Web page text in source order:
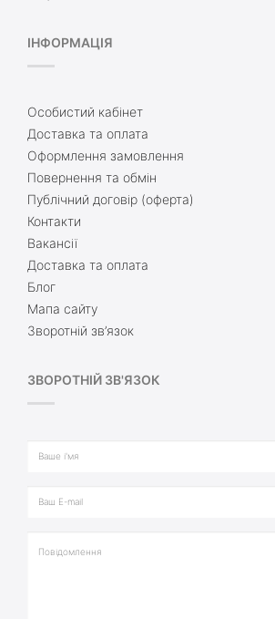
ІНФОРМАЦІЯ
Особистий кабінет
Доставка та оплата
Оформлення замовлення
Повернення та обмін
Публічний договір (оферта)
Контакти
Вакансії
Доставка та оплата
Блог
Мапа сайту
Зворотній зв’язок
ЗВОРОТНІЙ ЗВ'ЯЗОК